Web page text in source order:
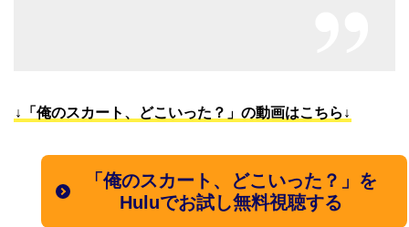
↓「俺のスカート、どこいった？」の動画はこちら↓
「俺のスカート、どこいった？」を
Huluでお試し無料視聴する